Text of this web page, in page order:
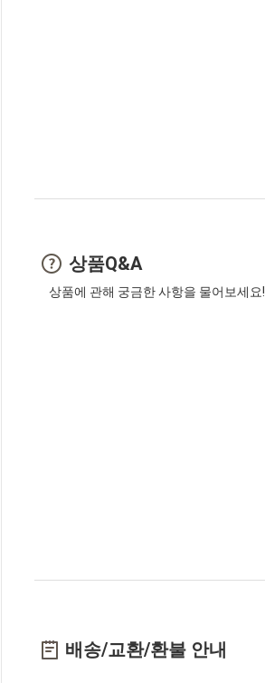
상품Q&A
상품에 관해 궁금한 사항을 물어보세요!
배송/교환/환불 안내